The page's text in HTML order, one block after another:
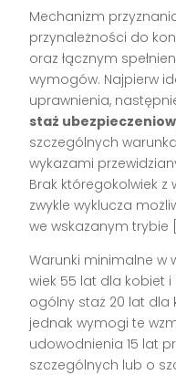
Mechanizm
przynależności do
oraz łącznym
wymogów. Najpierw
uprawnienia,
staż
szczególnych
wykazami
Brak któregokolwiek
zwykle wyklucza
we wskazanym
Warunki minimalne w
wiek 55 lat dla kobiet
ogólny staż 20 lat dla
jednak wymogi te
udowodnienia 15 lat
szczególnych lub o